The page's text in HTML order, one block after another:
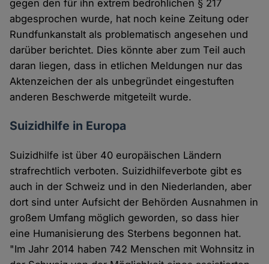
gegen den für ihn extrem bedrohlichen § 217
abgesprochen wurde, hat noch keine Zeitung oder
Rundfunkanstalt als problematisch angesehen und
darüber berichtet. Dies könnte aber zum Teil auch
daran liegen, dass in etlichen Meldungen nur das
Aktenzeichen der als unbegründet eingestuften
anderen Beschwerde mitgeteilt wurde.
Suizidhilfe in Europa
Suizidhilfe ist über 40 europäischen Ländern
strafrechtlich verboten. Suizidhilfeverbote gibt es
auch in der Schweiz und in den Niederlanden, aber
dort sind unter Aufsicht der Behörden Ausnahmen in
großem Umfang möglich geworden, so dass hier
eine Humanisierung des Sterbens begonnen hat.
"Im Jahr 2014 haben 742 Menschen mit Wohnsitz in
Cookies